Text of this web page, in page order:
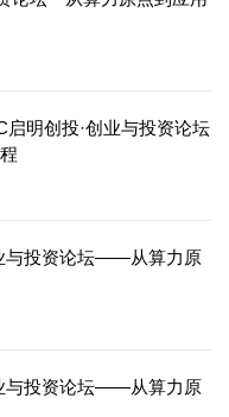
明创投·创业与投资论坛
与投资论坛——从算力原
与投资论坛——从算力原